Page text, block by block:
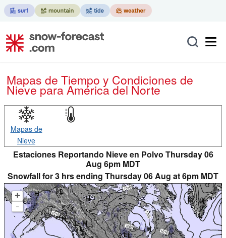
Mapas de Tiempo y Condiciones de
Nievepara América del Norte
Mapas de
Nieve
Estaciones Reportando Nieve en Polvo Thursday 06
Aug 6pm MDT
Snowfall for 3 hrs ending Thursday 06 Aug at 6pm MDT
+
-